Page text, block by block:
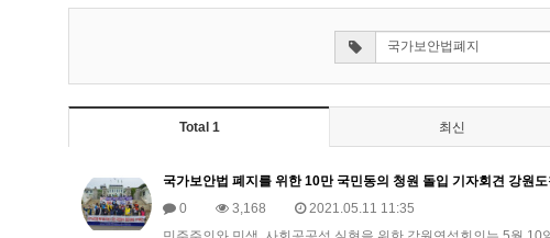
Total 1 최신
국가보안법 폐지를 위한 10만 국민동의 청원 돌입 기자회견 강원
0
3,168
2021.05.11 11:35